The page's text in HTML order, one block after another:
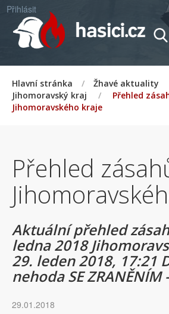
Přihlásit
Hlavní stránka / Žhavé aktuality
Jihomoravský kraj
/
Přehled
Jihomoravského kraje
Přehled
Aktuální přehled
ledna 2018
29. leden 2018, 17:21
nehoda SE ZRANĚNÍM
29.01.2018